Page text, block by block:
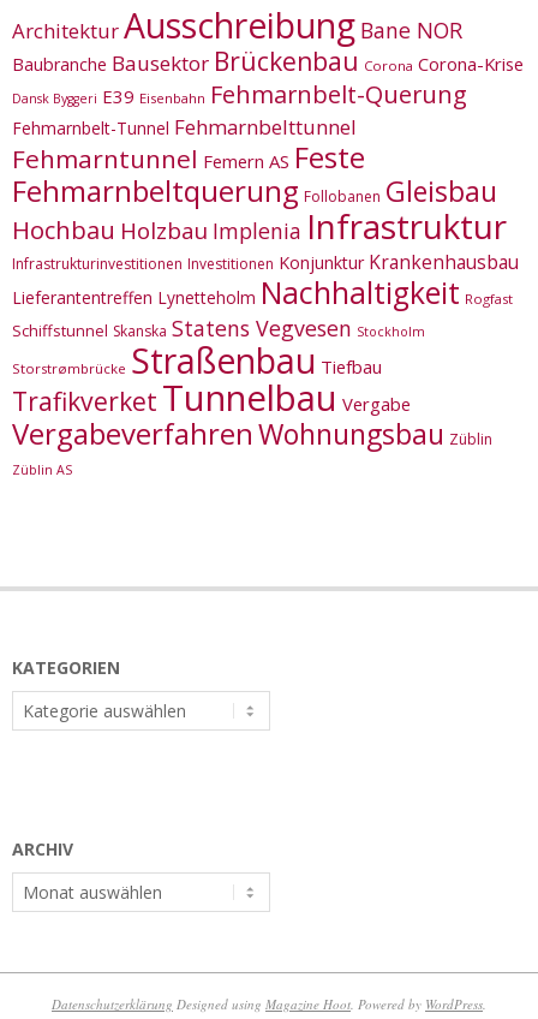
ArchitekturAusschreibung Bane NOR
Baubranche Bausektor Brückenbau Corona Corona-Krise
Dansk Byggeri E39 Eisenbahn Fehmarnbelt-Querung
Fehmarnbelt-Tunnel Fehmarnbelttunnel
Fehmarntunnel Femern AS Feste
Fehmarnbeltquerung Follobanen Gleisbau
Hochbau Holzbau Implenia Infrastruktur
Infrastrukturinvestitionen Investitionen Konjunktur Krankenhausbau
Lieferantentreffen Lynetteholm Nachhaltigkeit Rogfast
Schiffstunnel Skanska Statens Vegvesen Stockholm
Storstrømbrücke Straßenbau Tiefbau
Trafikverket Tunnelbau Vergabe
VergabeverfahrenWohnungsbau Züblin
Züblin AS
KATEGORIEN
Kategorien
ARCHIV
Archiv
Datenschutzerklärung Designed using Magazine Hoot . Powered by WordPress